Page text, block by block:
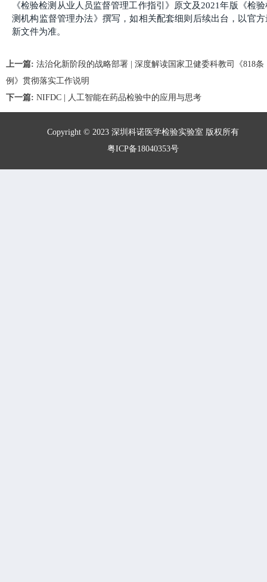
《检验检测从业人员监督管理工作指引》原文及2021年版《检验
测机构监督管理办法》撰写，如相关配套细则后续出台，以官方
新文件为准。
上一篇: 法治化新阶段的战略部署 | 深度解读国家卫健委科教司《818条
例》贯彻落实工作说明
下一篇: NIFDC | 人工智能在药品检验中的应用与思考
Copyright © 2023 深圳科诺医学检验实验室 版权所有
粤ICP备18040353号